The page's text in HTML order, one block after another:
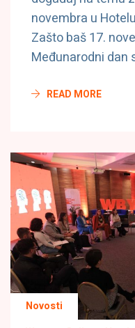
novembra u
Zašto baš 17.
Međunarodni
READ MORE
Novosti